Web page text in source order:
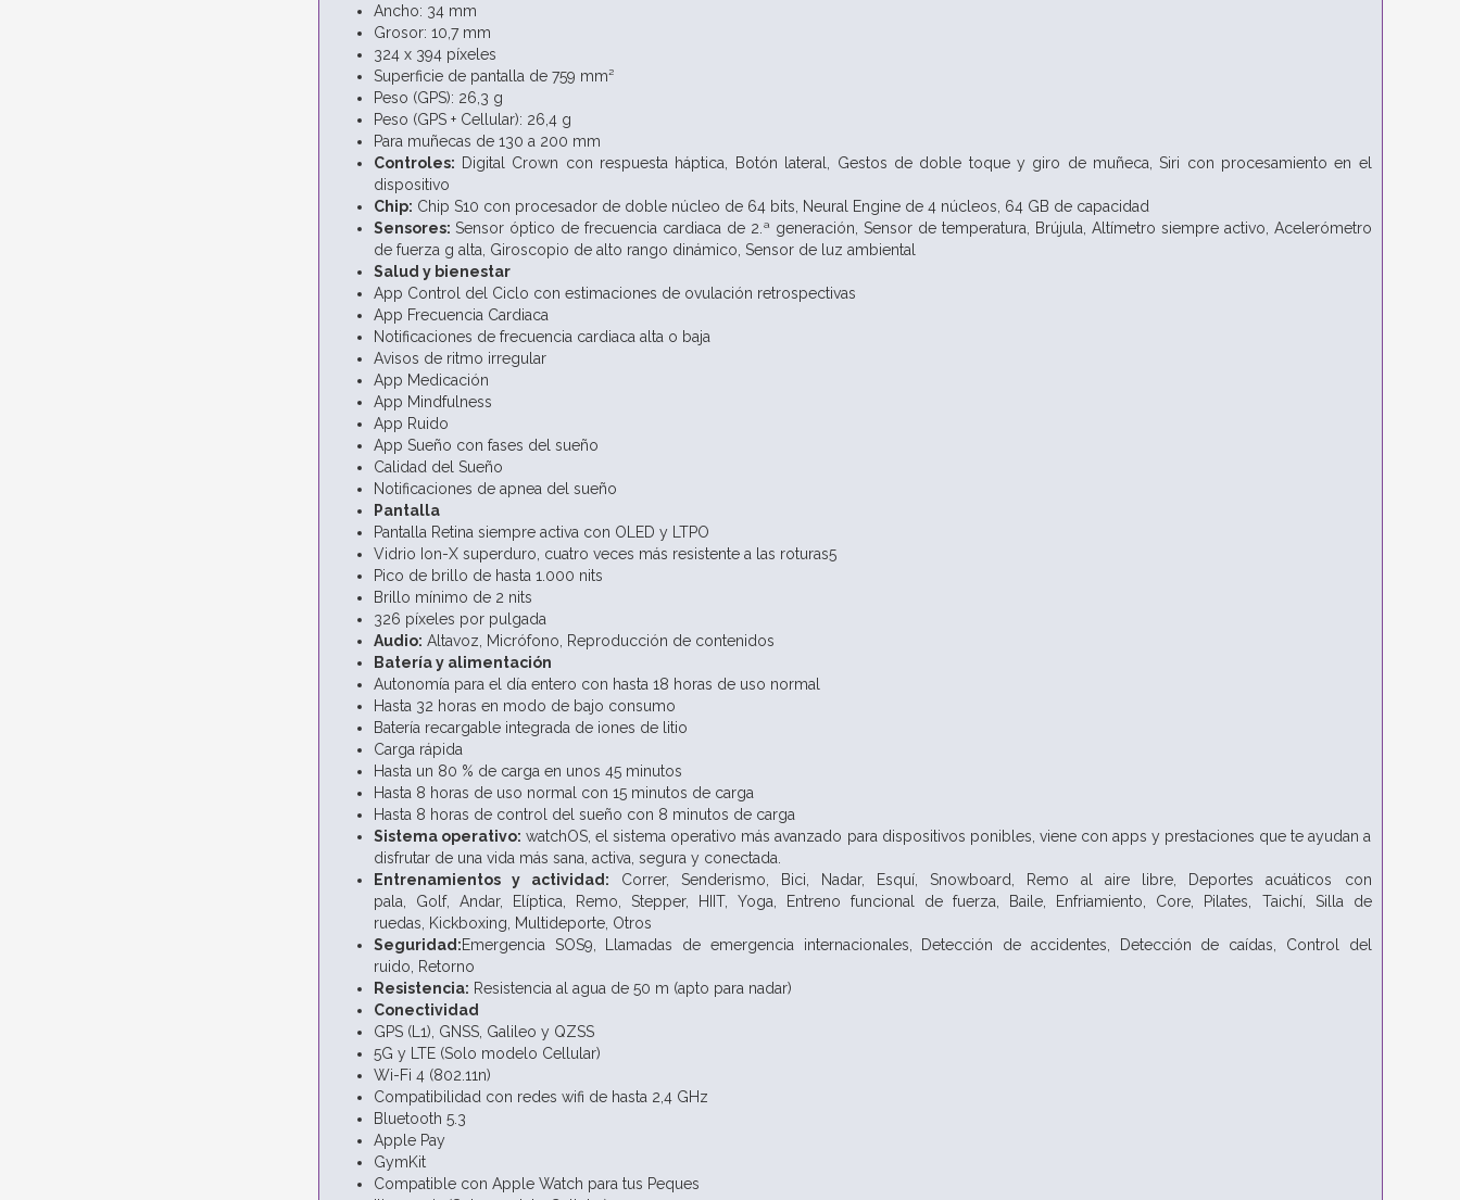
Ancho: 34 mm
Grosor: 10,7 mm
324 x 394 píxeles
Superficie de pantalla de 759 mm²
Peso (GPS): 26,3 g
Peso (GPS + Cellular): 26,4 g
Para muñecas de 130 a 200 mm
Controles: Digital Crown con respuesta háptica, Botón lateral, Gestos de doble toque y giro de muñeca,Siri con procesamiento en el
dispositivo
Chip: Chip S10 con procesador de doble núcleo de 64 bits, Neural Engine de 4 núcleos, 64 GB de capacidad
Sensores: Sensor óptico de frecuencia cardiaca de 2.ª generación, Sensor de temperatura, Brújula, Altímetro siempre activo, Acelerómetro
de fuerza g alta, Giroscopio de alto rango dinámico, Sensor de luz ambiental
Salud y bienestar
App Control del Ciclo con estimaciones de ovulación retrospectivas
App Frecuencia Cardiaca
Notificaciones de frecuencia cardiaca alta o baja
Avisos de ritmo irregular
App Medicación
App Mindfulness
App Ruido
App Sueño con fases del sueño
Calidad del Sueño
Notificaciones de apnea del sueño
Pantalla
Pantalla Retina siempre activa con OLED y LTPO
Vidrio Ion-X superduro, cuatro veces más resistente a las roturas5
Pico de brillo de hasta 1.000 nits
Brillo mínimo de 2 nits
326 píxeles por pulgada
Audio: Altavoz, Micrófono, Reproducción de contenidos
Batería y alimentación
Autonomía para el día entero con hasta 18 horas de uso normal
Hasta 32 horas en modo de bajo consumo
Batería recargable integrada de iones de litio
Carga rápida
Hasta un 80 % de carga en unos 45 minutos
Hasta 8 horas de uso normal con 15 minutos de carga
Hasta 8 horas de control del sueño con 8 minutos de carga
Sistema operativo: watchOS, el sistema operativo más avanzado para dispositivos ponibles, viene con apps y prestaciones que te ayudan a
disfrutar de una vida más sana, activa, segura y conectada.
Entrenamientos y actividad: Correr, Senderismo, Bici, Nadar, Esquí,Snowboard, Remo al aire libre, Deportes acuáticos con
pala, Golf, Andar, Elíptica, Remo,Stepper, HIIT,Yoga, Entreno funcional de fuerza, Baile, Enfriamiento, Core, Pilates, Taichí, Silla de
ruedas, Kickboxing, Multideporte, Otros
Seguridad:Emergencia SOS9, Llamadas de emergencia internacionales, Detección de accidentes, Detección de caídas, Control del
ruido, Retorno
Resistencia: Resistencia al agua de 50 m (apto para nadar)
Conectividad
GPS (L1), GNSS, Galileo y QZSS
5G y LTE (Solo modelo Cellular)
Wi-Fi 4 (802.11n)
Compatibilidad con redes wifi de hasta 2,4 GHz
Bluetooth 5.3
Apple Pay
GymKit
Compatible con Apple Watch para tus Peques